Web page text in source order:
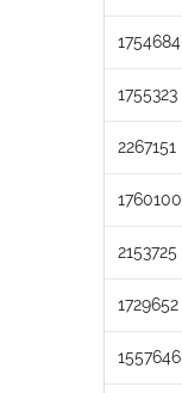
1754684
1755323
2267151
1760100
2153725
1729652
1557646